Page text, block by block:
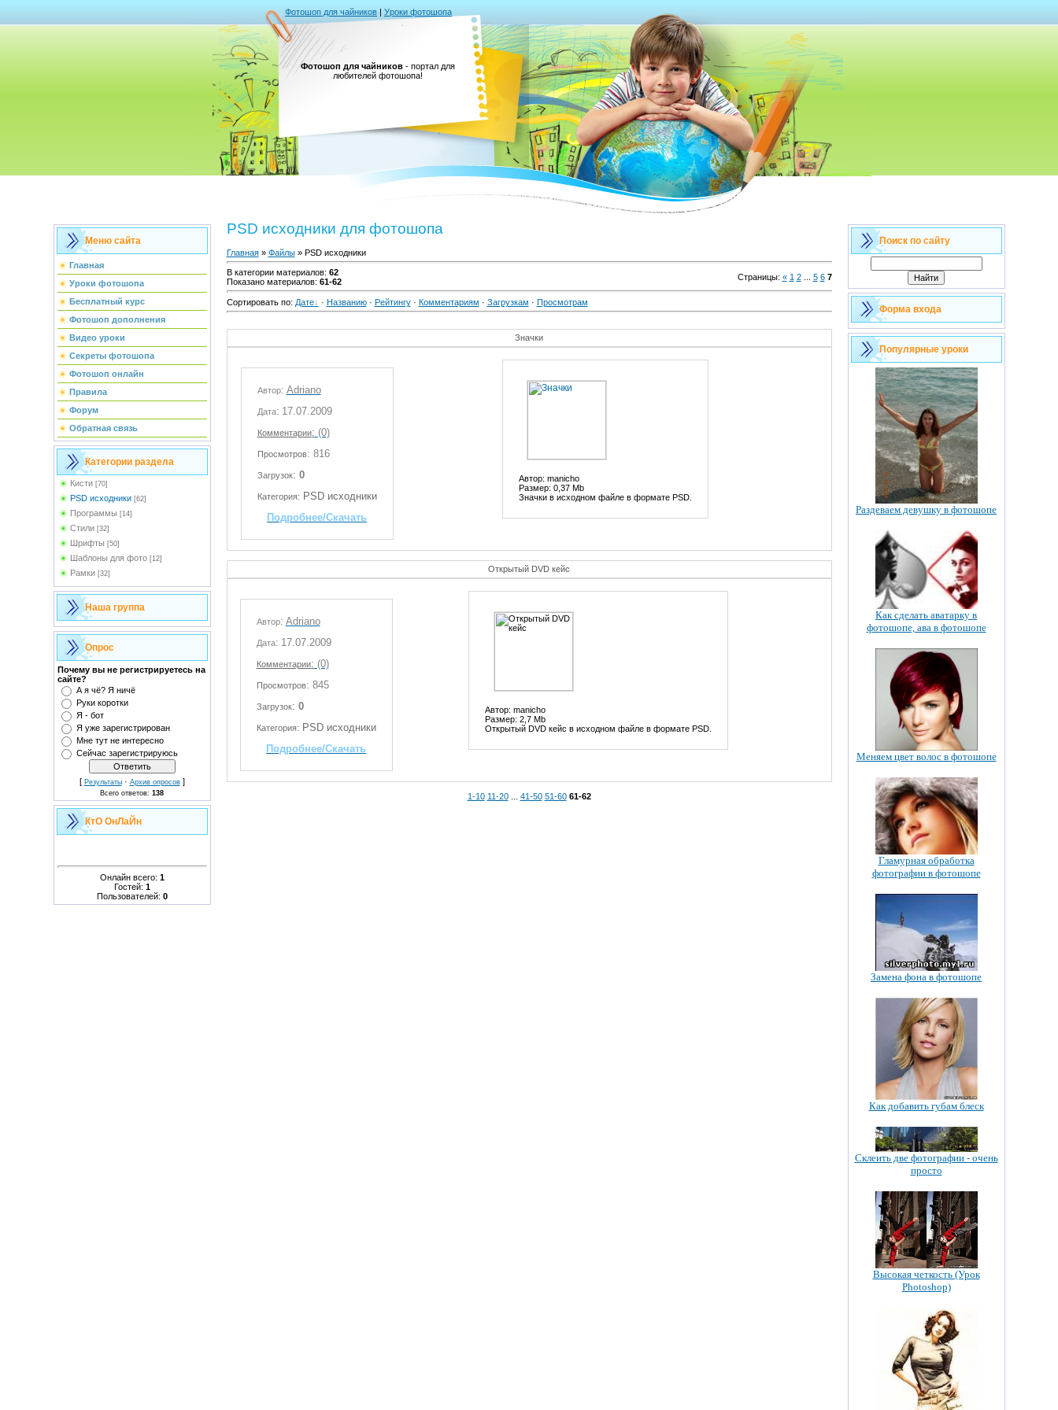
Фотошоп для чайников | Уроки фотошопа
Фотошоп для чайников- портал для
любителей фотошопа!
Меню сайта
Главная
Уроки фотошопа
Бесплатный курс
Фотошоп дополнения
Видео уроки
Секреты фотошопа
Фотошоп онлайн
Правила
Форум
Обратная связь
Категории раздела
Кисти [70]
PSD исходники [62]
Программы [14]
Стили [32]
Шрифты [50]
Шаблоны для фото [12]
Рамки [32]
Наша группа
Опрос
Почему вы не регистрируетесь на
сайте?
А я чё? Я ничё
Руки коротки
Я - бот
Я уже зарегистрирован
Мне тут не интересно
Сейчас зарегистрируюсь
[ Результаты· Архив опросов]
Всего ответов: 138
КтО ОнЛаЙн
Онлайн всего: 1
Гостей: 1
Пользователей: 0
PSD исходники для фотошопа
Главная» Файлы» PSD исходники
В категории материалов: 62
Показано материалов: 61-62 Страницы: « 1 2 5 6 7
Сортировать по: Дате · Названию· Рейтингу· Комментариям · Загрузкам · Просмотрам
Значки
Автор: Adriano
Дата: 17.07.2009
Комментарии: (0)
Просмотров: 816
Загрузок: 0
Категория: PSD исходники
Подробнее/Скачать
Автор: manicho
Размер: 0,37 Mb
Значки в исходном файле в формате PSD.
Открытый DVD кейс
Автор: Adriano
Дата: 17.07.2009
Комментарии: (0)
Просмотров: 845
Загрузок: 0
Категория: PSD исходники
Подробнее/Скачать
Автор: manicho
Размер: 2,7 Mb
Открытый DVD кейс в исходном файле в формате PSD.
1-10 11-20 41-50 51-60 61-62
Поиск по сайту
Форма входа
Популярные уроки
Раздеваем девушку в фотошопе
Как сделать аватарку в
фотошопе, ава в фотошопе
Меняем цвет волос в фотошопе
Гламурная обработка
фотографии в фотошопе
Замена фона в фотошопе
Как добавить губам блеск
Склеить две фотографии - очень
просто
Высокая четкость (Урок
Photoshop)